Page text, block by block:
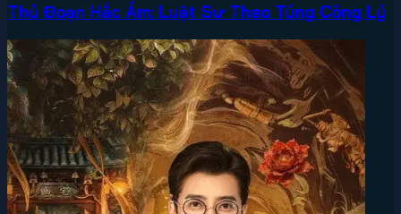
Thủ Đoạn Hắc Ám: Luật Sư Thao Túng Công Lý